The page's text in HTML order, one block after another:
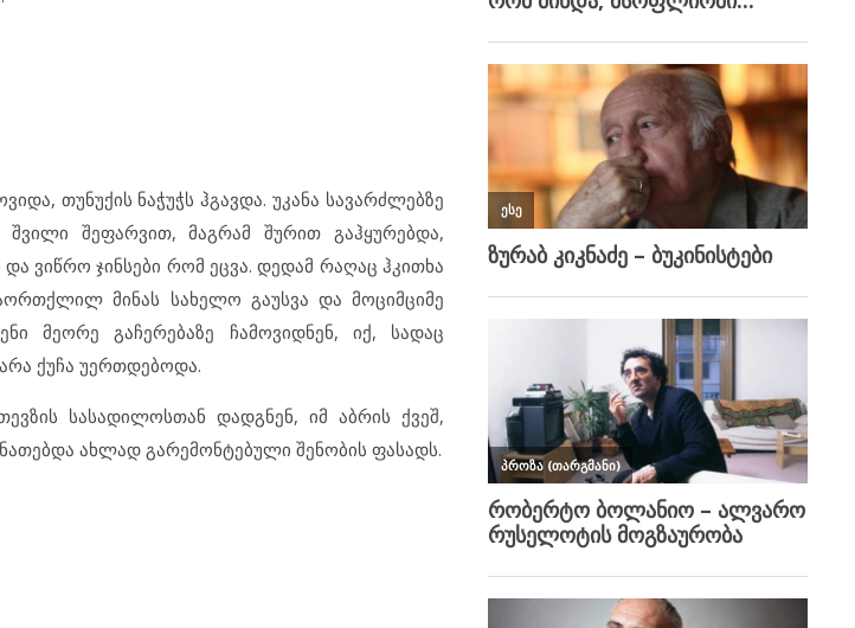
თუნუქის ნაჭუჭს ჰგავდა. უკანა სავარძლებზე
შვილი შეფარვით, მაგრამ შურით გაჰყურებდა,
ვიწრო ჯინსები რომ ეცვა. დედამ რაღაც ჰკითხა
მინას სახელო გაუსვა და მოციმციმე
მეორე გაჩერებაზე ჩამოვიდნენ, იქ, სადაც
ქუჩა უერთდებოდა.
სასადილოსთან დადგნენ, იმ აბრის ქვეშ,
ახლად გარემონტებული შენობის ფასადს.